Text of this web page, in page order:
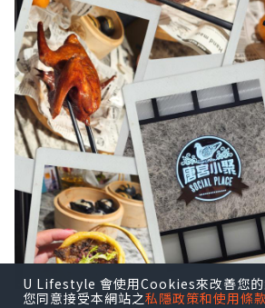
U Lifestyle 會使用Cookies來改善您的
您同意接受本網站之私隱政策和使用條